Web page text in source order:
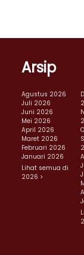
Arsip
Agustus 2026
Juli 2026
Juni 2026
Mei 2026
April 2026
Maret 2026
Februari 2026
Januari 2026
Lihat semua di
2026 >